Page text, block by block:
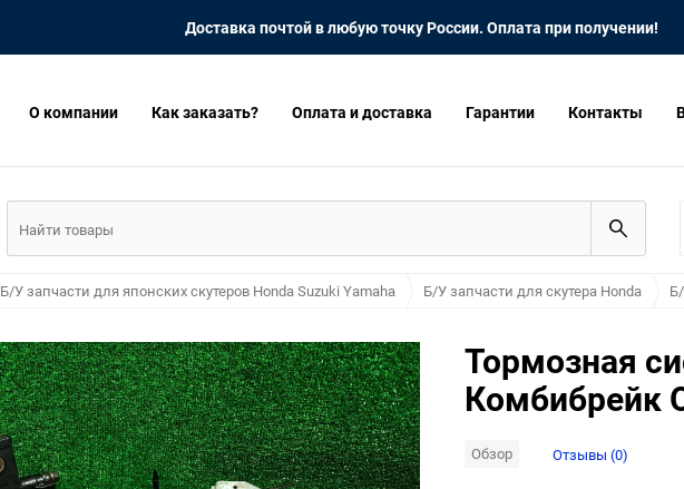
Доставка почтой в любую точку России. Оплата при получении!
О компании Как заказать? Оплата и доставка Гарантии Контакты
Б/У запчасти для японских скутеров Honda Suzuki Yamaha Б/У запчасти для скутера Honda
Тормозная
Комбибрейк
Обзор Отзывы (0)